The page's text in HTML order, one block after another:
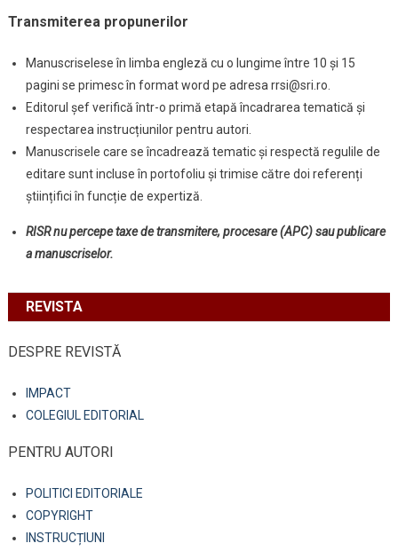
Transmiterea propunerilor
Manuscriselese în limba engleză cu o lungime între 10 și 15
pagini se primesc în format word pe adresa rrsi@sri.ro
Editorul șef verifică într-o primă etapă încadrarea tematică și
respectarea instrucțiunilor pentru autori.
Manuscrisele care se încadrează tematic și respectă regulile de
editare sunt incluse în portofoliu și trimise către doi referenți
științifici în funcție de expertiză.
RISR nu percepe taxe de transmitere, procesare (APC) sau publicare
a manuscriselor.
REVISTA
DESPRE REVISTĂ
IMPACT
COLEGIUL EDITORIAL
PENTRU AUTORI
POLITICI EDITORIALE
COPYRIGHT
INSTRUCȚIUNI